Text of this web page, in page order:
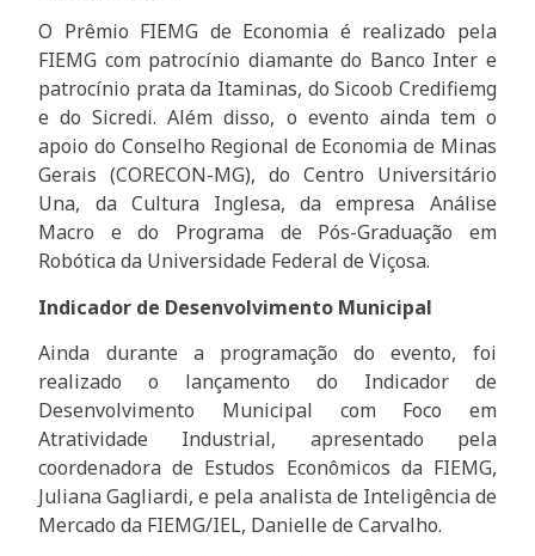
O Prêmio FIEMG de Economia é realizado pela
FIEMG com patrocínio diamante do Banco Inter e
patrocínio prata da Itaminas, do Sicoob Credifiemg
e do Sicredi. Além disso, o evento ainda tem o
apoio do Conselho Regional de Economia de Minas
Gerais (CORECON-MG), do Centro Universitário
Una, da Cultura Inglesa, da empresa Análise
Macro e do Programa de Pós-Graduação em
Robótica da Universidade Federal de Viçosa.
Indicador de Desenvolvimento Municipal
Ainda durante a programação do evento, foi
realizado o lançamento do Indicador de
Desenvolvimento Municipal com Foco em
Atratividade Industrial, apresentado pela
coordenadora de Estudos Econômicos da FIEMG,
Juliana Gagliardi, e pela analista de Inteligência de
Mercado da FIEMG/IEL, Danielle de Carvalho.